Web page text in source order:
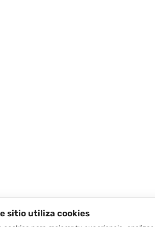
sitio utiliza cookies